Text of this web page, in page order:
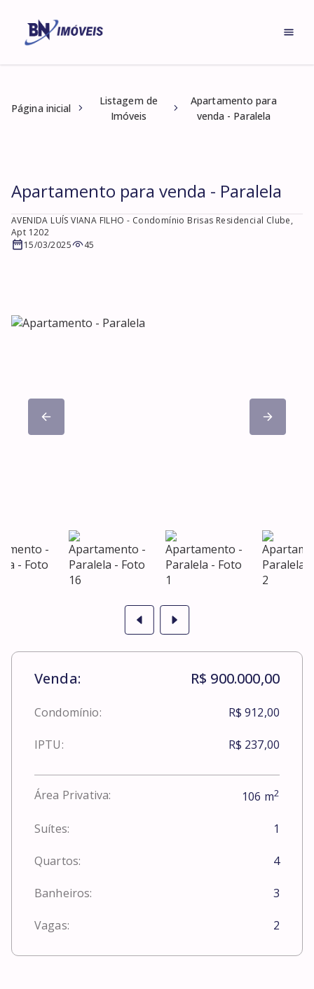
Página inicial
Listagem de
Imóveis
Apartamento para
venda - Paralela
Apartamento para venda - Paralela
AVENIDA LUÍS VIANA FILHO - Condomínio Brisas Residencial Clube,
Apt 1202
15/03/2025
45
Venda: R$ 900.000,00
Condomínio: R$ 912,00
IPTU: R$ 237,00
Área Privativa: 106 m2
Suítes: 1
Quartos: 4
Banheiros: 3
Vagas: 2